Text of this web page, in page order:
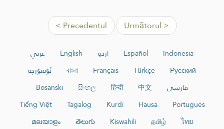
< Precedentul Următorul >
عربي English اردو Español
Indonesia
ئۇيغۇرچە
বাংলা Français Türkçe
Русский
Bosanski
සිංහල हिन्दी 中文
فارسی
Tiếng Việt
Tagalog Kurdî Hausa
Português
മലയാളം
తెలుగు Kiswahili தமிழ்
ไทย